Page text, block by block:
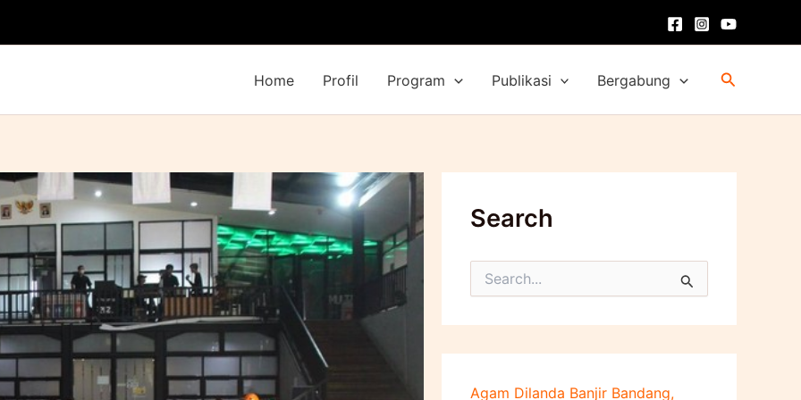
Home
Profil Program Publikasi Bergabung Cari
Search
a
u
t
Agam Dilanda Banjir Bandang,